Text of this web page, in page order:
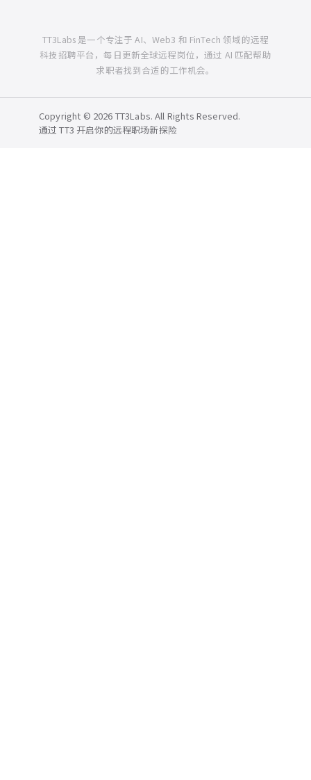
TT3Labs 是一个专注于 AI、Web3 和 FinTech 领域的远程
科技招聘平台，每日更新全球远程岗位，通过 AI 匹配帮助
求职者找到合适的工作机会。
Copyright © 2026 TT3Labs. All Rights Reserved.
通过 TT3 开启你的远程职场新探险